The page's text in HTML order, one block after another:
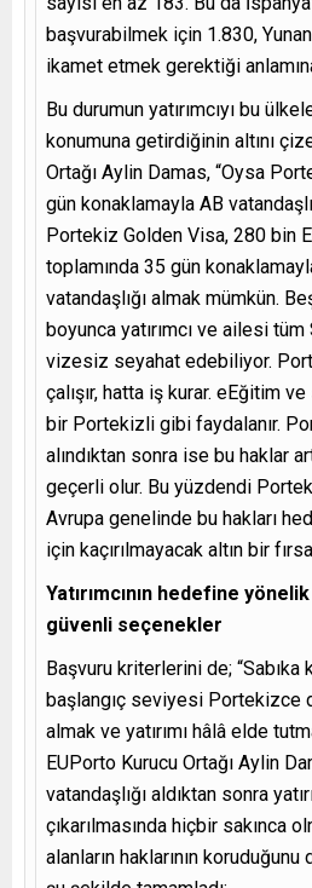
başvurabilmek için 1.830,
ikamet etmek gerektiği
Bu durumun yatırımcıyı bu
konumuna getirdiğinin altını
Ortağı Aylin Damas, “Oysa
gün konaklamayla AB
Portekiz Golden Visa, 280 bin
toplamında 35 gün
vatandaşlığı almak mümkün.
boyunca yatırımcı ve ailesi
vizesiz seyahat edebiliyor.
çalışır, hatta iş kurar. eEğitim
bir Portekizli gibi faydalanır.
alındıktan sonra ise bu haklar
geçerli olur. Bu yüzdendi
Avrupa genelinde bu hakları
için kaçırılmayacak altın bir
Yatırımcının hedefine
güvenli seçenekler
Başvuru kriterlerini de; “Sabıka
başlangıç seviyesi Portekizce
almak ve yatırımı hâlâ elde
EUPorto Kurucu Ortağı Aylin
vatandaşlığı aldıktan sonra
çıkarılmasında hiçbir sakınca
alanların haklarının